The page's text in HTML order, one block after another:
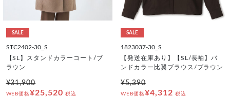
SALE
STC2402-30_S
【SL】スタンドカラーコート/ブ
ラウン
¥31,900
WEB価格¥25,520 税込
SALE
1823037-30_S
【発送在庫あり】【SL/長袖】バ
ンドカラー比翼ブラウス/ブラウン
¥5,390
WEB価格¥4,312 税込